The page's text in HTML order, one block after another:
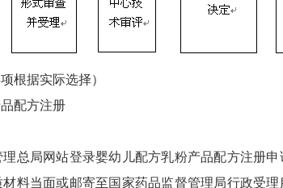
据实际选择）
配方注册
局网站登录婴幼儿配方乳粉产品配方注册申
料当面或邮寄至国家药品监督管理局行政受